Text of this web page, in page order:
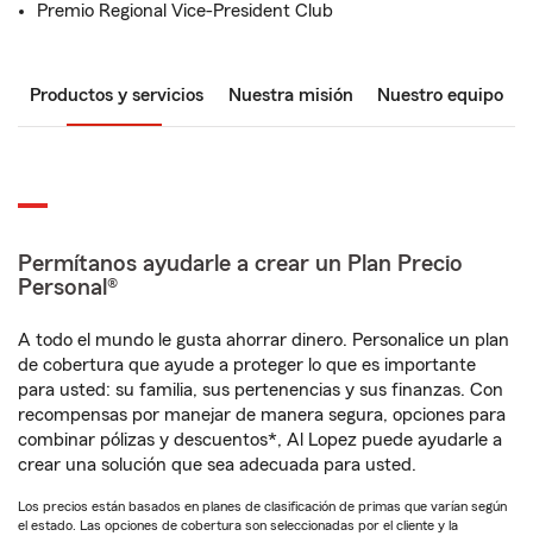
Premio Regional Vice-President Club
Productos y servicios Nuestra misión Nuestro equipo
Permítanos ayudarle a crear un Plan Precio
Personal®
A todo el mundo le gusta ahorrar dinero. Personalice un plan
de cobertura que ayude a proteger lo que es importante
para usted: su familia, sus pertenencias y sus finanzas. Con
recompensas por manejar de manera segura, opciones para
combinar pólizas y descuentos*, Al Lopez puede ayudarle a
crear una solución que sea adecuada para usted.
Los precios están basados en planes de clasificación de primas que varían según
el estado. Las opciones de cobertura son seleccionadas por el cliente y la